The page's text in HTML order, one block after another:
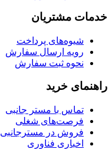
خدمات مشتریان
شیوه‌های پرداخت
رویه ارسال سفارش
نحوه ثبت سفارش
راهنمای خرید
تماس با مستر جانبی
فرصت‌های شغلی
فروش در مسترجانبی
اخباری فناوری